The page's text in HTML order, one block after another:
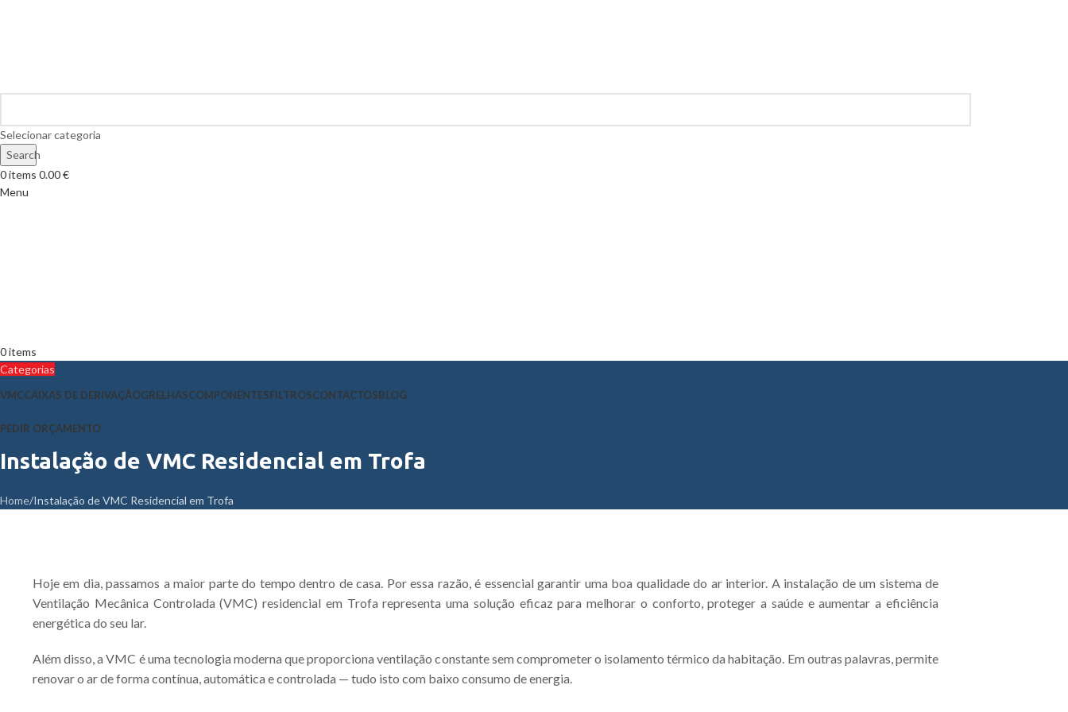
Selecionar categoria
Search
0items 0.00€
Menu
0items
Categorias
VMCCAIXAS DE DERIVAÇÃOGRELHASCOMPONENTESFILTROSCONTACTOSBLOG
PEDIR ORÇAMENTO
Instalação de VMC Residencial em Trofa
Home Instalação de VMC Residencial em Trofa
Hoje em dia, passamos a maior parte do tempo dentro de casa. Por essa razão, é essencial garantir uma boa qualidade do ar interior. A instalação de um sistema de
Ventilação Mecânica Controlada (VMC) residencial em Trofa representa uma solução eficaz para melhorar o conforto, proteger a saúde e aumentar a eficiência
energética do seu lar.
Além disso, a VMC é uma tecnologia moderna que proporciona ventilação constante sem comprometer o isolamento térmico da habitação. Em outras palavras, permite
renovar o ar de forma contínua, automática e controlada — tudo isto com baixo consumo de energia.